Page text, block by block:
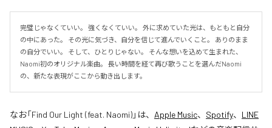
完璧じゃなくていい。 強くなくていい。 外に求めていた光は、もともと自分
の中にあった。 その光に気づき、自分を信じて進んでいくこと。 ありのまま
の自分でいい。 そして、ひとりじゃない。 そんな想いを込めて生まれた、
Naomi初のオリジナル楽曲。 長い時間を経て再び歌うことを選んだNaomi
の、新たな表現がここから動き出します。
なお「Find Our Light (feat. Naomi)」は、 Apple Music、 Spotify、 LINE